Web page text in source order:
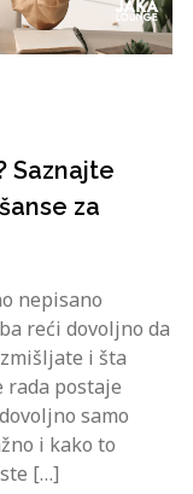
Saznajte
za
nepisano
reći dovoljno da
i šta
rada postaje
samo
i kako to
[…]